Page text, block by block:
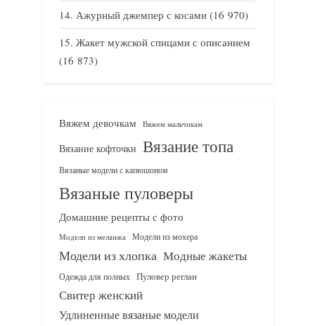
Ажурный джемпер с косами (16 970)
Жакет мужской спицами с описанием
(16 873)
Вяжем девочкам Вяжем мальчикам
Вязание кофточки Вязание топа
Вязаные модели с капюшоном
Вязаные пуловеры
Домашние рецепты с фото
Модели из меланжа Модели из мохера
Модели из хлопка Модные жакеты
Одежда для полных Пуловер реглан
Свитер женский
Удлиненные вязаные модели